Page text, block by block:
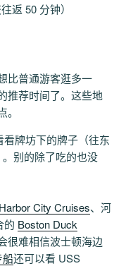
返 50 分钟）
比普通游客逛多一
推荐时间了。这些地
牌坊下的牌子（往东
别的除了吃的也没
City Cruises、河
的 Boston Duck
很难相信波士顿海边
船还可以看 USS